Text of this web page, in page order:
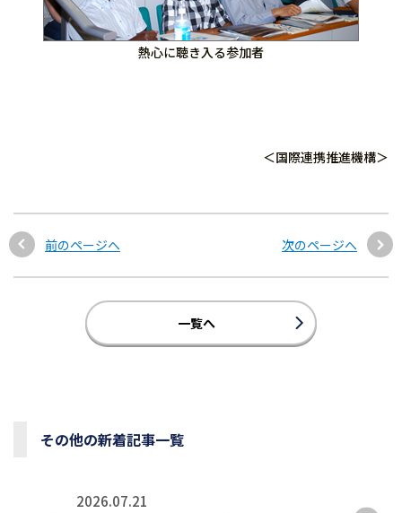
熱心に聴き入る参加者
＜国際連携推進機構＞
前のページへ 次のページへ
一覧へ
その他の新着記事一覧
2026.07.21